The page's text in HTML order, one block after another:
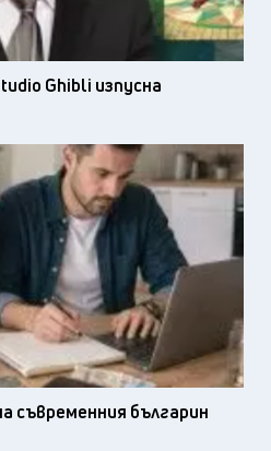
Ghibli изпусна
съвременния българин